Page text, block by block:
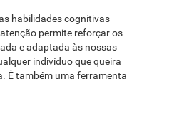
habilidades cognitivas
permite reforçar os
e adaptada às nossas
indivíduo que queira
É também uma ferramenta